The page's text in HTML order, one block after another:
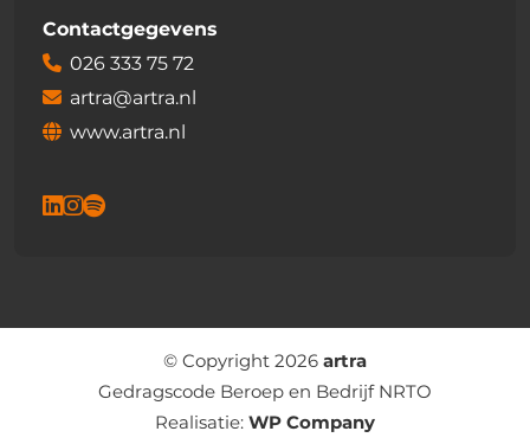
Contactgegevens
026 333 75 72
artra@artra.nl
www.artra.nl
© Copyright 2026 artra
Gedragscode Beroep en Bedrijf NRTO
Realisatie: WP Company